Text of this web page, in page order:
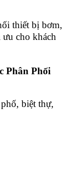
thiết bị bơm,
cho khách
Phân Phối
biệt thự,